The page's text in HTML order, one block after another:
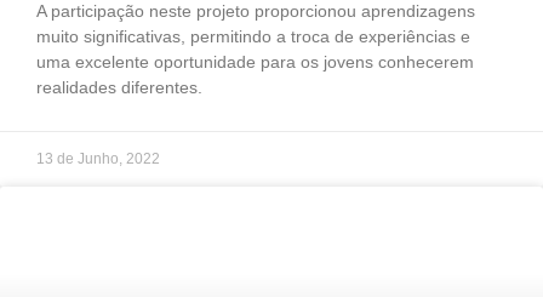
A participação neste projeto proporcionou aprendizagens
muito significativas, permitindo a troca de experiências e
uma excelente oportunidade para os jovens conhecerem
realidades diferentes.
13 de Junho, 2022